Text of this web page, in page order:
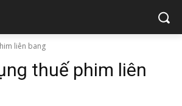
liên bang
thuế phim liên